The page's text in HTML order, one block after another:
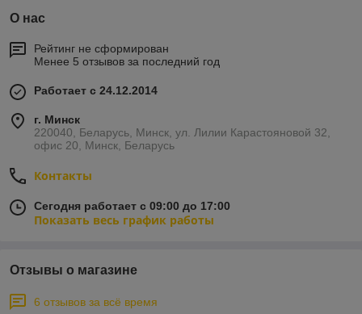
О нас
Рейтинг не сформирован
Менее 5 отзывов за последний год
Работает с 24.12.2014
г. Минск
220040, Беларусь, Минск, ул. Лилии Карастояновой 32,
офис 20, Минск, Беларусь
Контакты
Сегодня работает с 09:00 до 17:00
Показать весь график работы
Отзывы о магазине
6 отзывов за всё время